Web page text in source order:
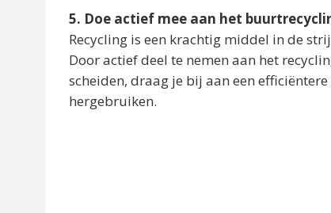
5. Doe actief mee aan het
Recycling is een krachtig middel in de
Door actief deel te nemen aan het
scheiden, draag je bij aan een
hergebruiken.